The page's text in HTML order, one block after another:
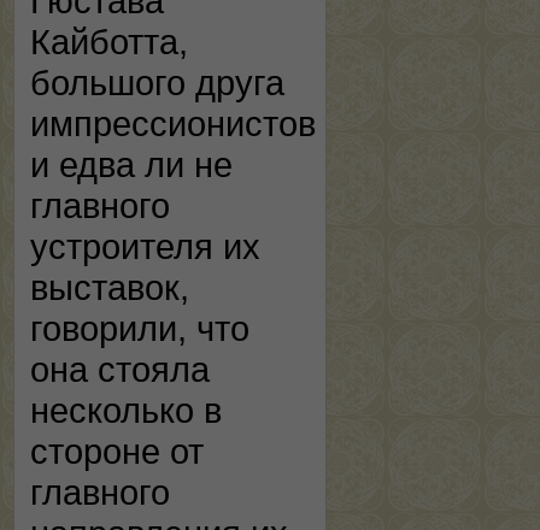
Кайботта,
большого друга
импрессионистов
и едва ли не
главного
устроителя их
выставок,
говорили, что
она стояла
несколько в
стороне от
главного